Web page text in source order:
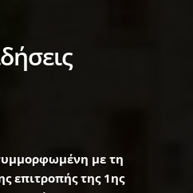
με τη
επιτροπής της 1ης